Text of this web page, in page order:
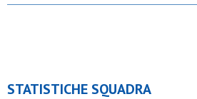
STATISTICHE SQUADRA